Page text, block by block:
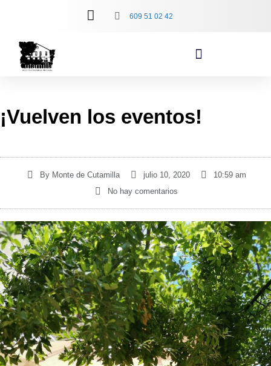
609 51 02 42
¡Vuelven los eventos!
ByMonte de Cutamilla julio 10, 2020
10:59 am
No hay comentarios